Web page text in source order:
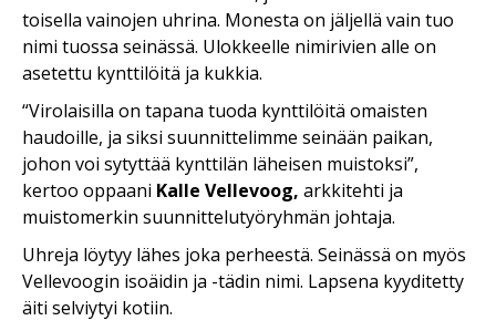
toisella vainojen uhrina. Monesta on jäljellä vain tuo
nimi tuossa seinässä. Ulokkeelle nimirivien alle on
asetettu kynttilöitä ja kukkia.
“Virolaisilla on tapana tuoda kynttilöitä omaisten
haudoille, ja siksi suunnittelimme seinään paikan,
johon voi sytyttää kynttilän läheisen muistoksi”,
kertoo oppaani Kalle Vellevoog, arkkitehti ja
muistomerkin suunnittelutyöryhmän johtaja.
Uhreja löytyy lähes joka perheestä. Seinässä on myös
Vellevoogin isoäidin ja -tädin nimi. Lapsena kyyditetty
äiti selviytyi kotiin.